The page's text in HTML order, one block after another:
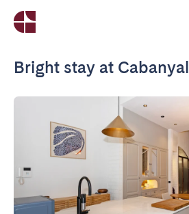
Bright stay at Cabanyal